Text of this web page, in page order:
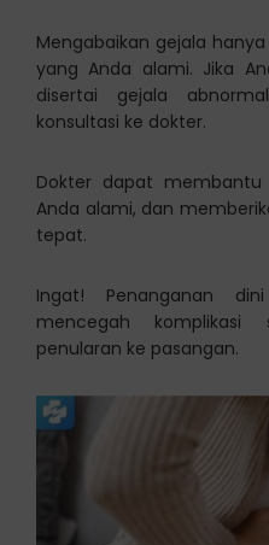
Mengabaikan gejala
yang Anda alami. Jika
disertai gejala
konsultasi ke dokter.
Dokter dapat membantu
Anda alami, dan
tepat.
Ingat! Penanganan
mencegah komplikasi
penularan ke pasangan.